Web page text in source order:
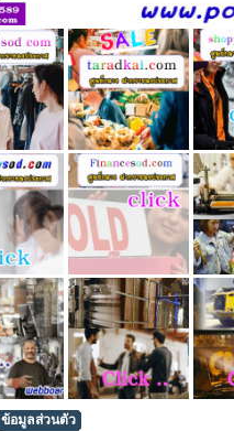
ข้อมูลส่วนตัว